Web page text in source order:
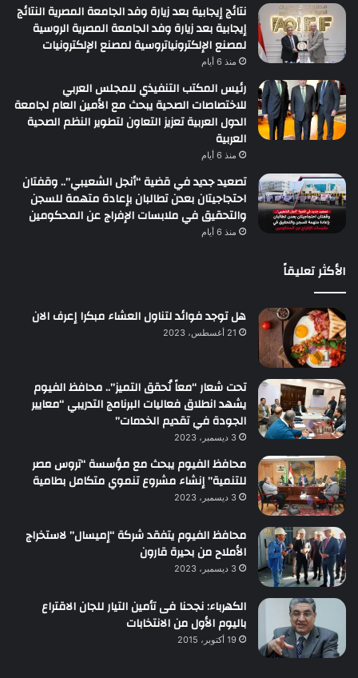
نتائج إيجابية بعد زيارة وفد الجامعة المصرية النتائج
إيجابية بعد زيارة وفد الجامعة المصرية الروسية
لمصنع الإلكترونياتروسية لمصنع الإلكترونيات
منذ 6 أيام
رئيس المكتب التنفيذي للمجلس العربي
للاختصاصات الصحية يبحث مع الأمين العام لجامعة
الدول العربية تعزيز التعاون لتطوير النظم الصحية
العربية
منذ 6 أيام
تصعيد جديد في قضية “أنجل الشعيبي”.. وقفتان
احتجاجيتان بعدن تطالبان بإعادة متهمة للسجن
والتحقيق في ملابسات الإفراج عن المحكومين
منذ 6 أيام
الأكثر تعليقاً
هل توجد فوائد لتناول العشاء مبكرا إعرف الان
21 أغسطس، 2023
تحت شعار “معاً نُحقق التميز”.. محافظ الفيوم
يشهد انطلاق فعاليات البرنامج التدريبي “معايير
الجودة في تقديم الخدمات”
3 ديسمبر، 2023
محافظ الفيوم يبحث مع مؤسسة “تروس مصر
للتنمية” إنشاء مشروع تنموي متكامل بطامية
3 ديسمبر، 2023
محافظ الفيوم يتفقد شركة “إميسال” لاستخراج
الأملاح من بحيرة قارون
3 ديسمبر، 2023
الكهرباء: نجحنا فى تأمين التيار للجان الاقتراع
باليوم الأول من الانتخابات
19 أكتوبر، 2015